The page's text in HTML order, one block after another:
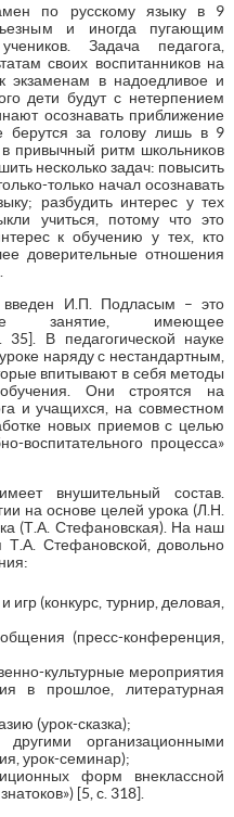
по русскому языку в 9
и иногда пугающим
Задача педагога,
своих воспитанников на
экзаменам в надоедливое и
дети будут с нетерпением
осознавать приближение
берутся за голову лишь в 9
привычный ритм школьников
несколько задач: повысить
только начал осознавать
разбудить интерес у тех
учиться, потому что это
к обучению у тех, кто
доверительные отношения
введен И.П. Подласым – это
занятие, имеющее
35]. В педагогической науке
наряду с нестандартным,
впитывают в себя методы
Они строятся на
и учащихся, на совместном
новых приемов с целью
воспитательного процесса»
внушительный состав.
на основе целей урока (Л.Н.
(Т.А. Стефановская). На наш
Т.А. Стефановской, довольно
(конкурс, турнир, деловая,
(пресс-конференция,
культурные мероприятия
в прошлое, литературная
(урок-сказка);
организационными
урок-семинар);
форм внеклассной
[5, с. 318].